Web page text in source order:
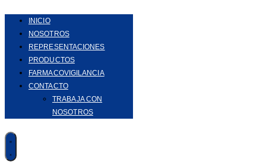
INICIO
NOSOTROS
REPRESENTACIONES
PRODUCTOS
FARMACOVIGILANCIA
CONTACTO
TRABAJA CON
NOSOTROS